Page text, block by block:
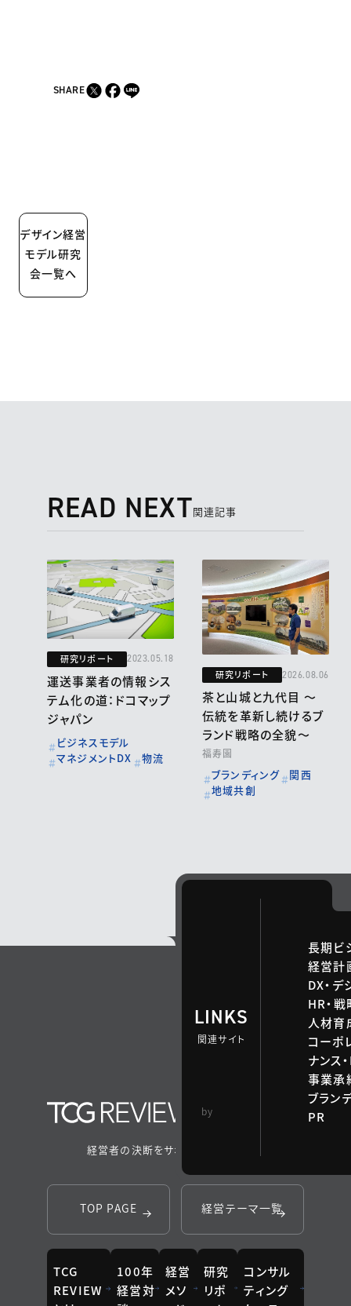
SHARE
デザイン経営
モデル研究
会一覧へ
READ NEXT関連記事
研究リポート 2023.05.18
運送事業者の情報シス
テム化の道：ドコマップ
ジャパン
ビジネスモデル
マネジメントDX
物流
研究リポート 2026.08.06
茶と山城と九代目 ～
伝統を革新し続けるブ
ランド戦略の全貌～
福寿園
ブランディング
関西
地域共創
LINKS
関連サイト
長期ビ
経営計
DX・デ
HR・
人材育
コーポ
ナンス
事業承
ブラン
PR
by
経営者の決断をサポートするメディア
TOP PAGE 経営テーマ一覧
TCG
REVIEW
100年
経営対
経営
メソ
研究
リポ
コンサル
ティング